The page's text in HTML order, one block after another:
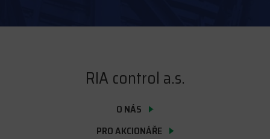
RIA control a.s.
O NÁS
PRO AKCIONÁŘE